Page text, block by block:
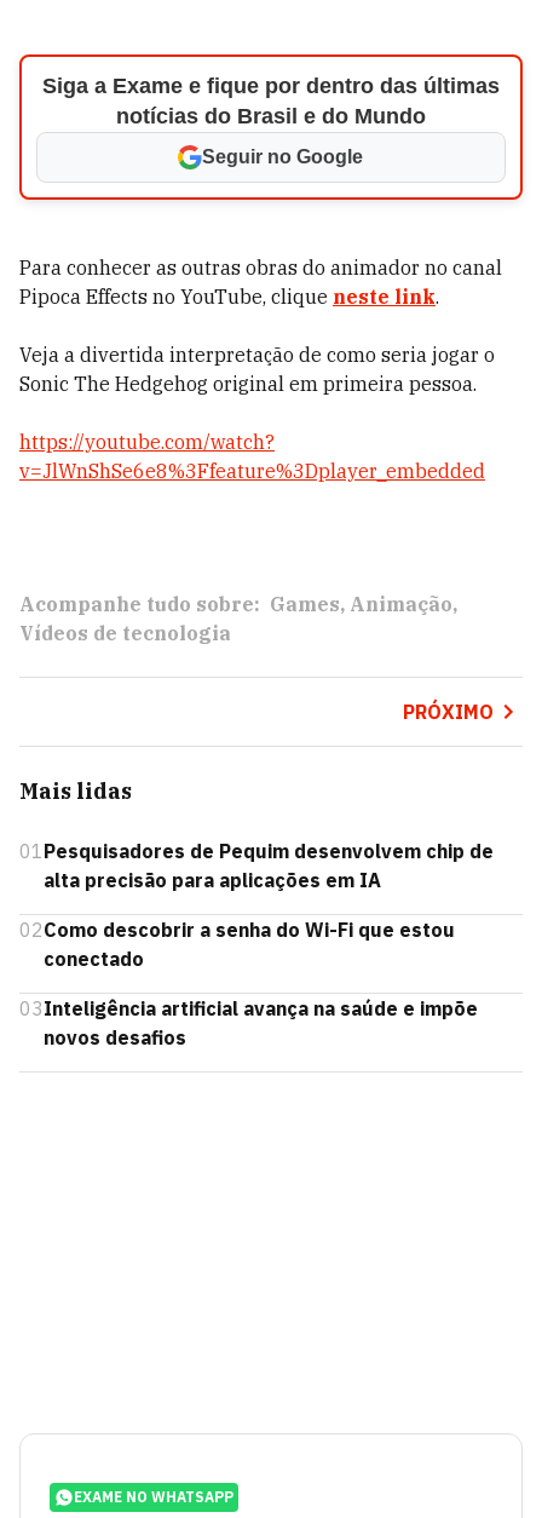
Siga a Exame e fique por dentro das últimas
notícias do Brasil e do Mundo
Seguir no Google
Para conhecer as outras obras do animador no canal
Pipoca Effects no YouTube, clique neste link.
Veja a divertida interpretação de como seria jogar o
Sonic The Hedgehog original em primeira pessoa.
https://youtube.com/watch?
v=JlWnShSe6e8%3Ffeature%3Dplayer_embedded
Acompanhe tudo sobre: Games Animação
Vídeos de tecnologia
PRÓXIMO
Mais lidas
01Pesquisadores de Pequim desenvolvem chip de
alta precisão para aplicações em IA
02Como descobrir a senha do Wi-Fi que estou
conectado
03Inteligência artificial avança na saúde e impõe
novos desafios
EXAME NO WHATSAPP